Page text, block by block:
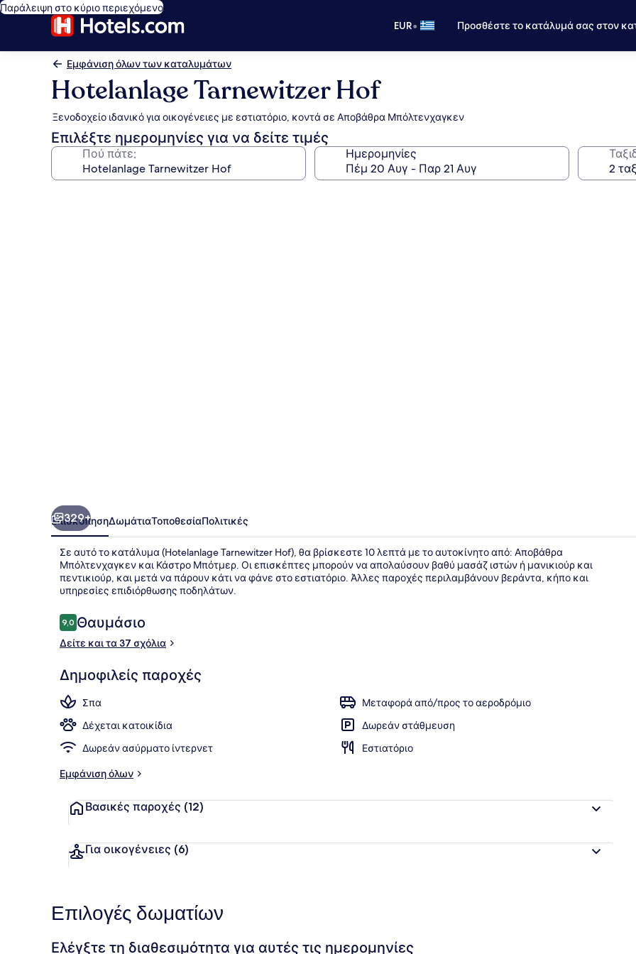
Παράλειψη στο κύριο περιεχόμενο
EUR• Προσθέστε το κατάλυμά σας στον
Εμφάνιση όλων των καταλυμάτων
Hotelanlage Tarnewitzer Hof
Ξενοδοχείο ιδανικό για οικογένειες με εστιατόριο, κοντά σε Αποβάθρα Μπόλτενχαγκεν
Επιλέξτε ημερομηνίες για να δείτε τιμές
Πού πάτε; Ημερομηνίες
329+
ΕπισκόπησηΔωμάτιαΤοποθεσίαΠολιτικές
Σε αυτό το κατάλυμα (Hotelanlage Tarnewitzer Hof), θα βρίσκεστε 10 λεπτά με το αυτοκίνητο από: Αποβάθρα
Μπόλτενχαγκεν και Κάστρο Μπότμερ. Οι επισκέπτες μπορούν να απολαύσουν βαθύ μασάζ ιστών ή μανικιούρ και
πεντικιούρ, και μετά να πάρουν κάτι να φάνε στο εστιατόριο. Άλλες παροχές περιλαμβάνουν βεράντα, κήπο και
υπηρεσίες επιδιόρθωσης ποδηλάτων.
Σχόλια
9,09,0 στα 10
Θαυμάσιο
Δείτε και τα 37 σχόλια
Δημοφιλείς παροχές
Σπα
Μεταφορά από/προς το αεροδρόμιο
Δέχεται κατοικίδια
Δωρεάν στάθμευση
Δωρεάν ασύρματο ίντερνετ
Εστιατόριο
Εμφάνιση όλων
Βασικές παροχές (12)
Για οικογένειες (6)
Επιλογές δωματίων
Ελέγξτε τη διαθεσιμότητα για αυτές τις ημερομηνίες